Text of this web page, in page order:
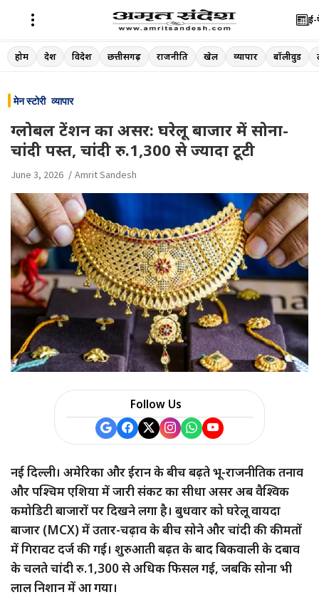
Skip
to
ई-
होम देश विदेश छत्तीसगढ़ राजनीति खेल व्यापार बॉलीवुड
मेन स्टोरी व्यापार
ग्लोबल टेंशन का असर: घरेलू बाजार में सोना-
चांदी पस्त, चांदी रु.1,300 से ज्यादा टूटी
June 3, 2026 Amrit Sandesh
Follow Us
नई दिल्ली। अमेरिका और ईरान के बीच बढ़ते भू-राजनीतिक तनाव
और पश्चिम एशिया में जारी संकट का सीधा असर अब वैश्विक
कमोडिटी बाजारों पर दिखने लगा है। बुधवार को घरेलू वायदा
बाजार (MCX) में उतार-चढ़ाव के बीच सोने और चांदी की कीमतों
में गिरावट दर्ज की गई। शुरुआती बढ़त के बाद बिकवाली के दबाव
के चलते चांदी रु.1,300 से अधिक फिसल गई, जबकि सोना भी
लाल निशान में आ गया।